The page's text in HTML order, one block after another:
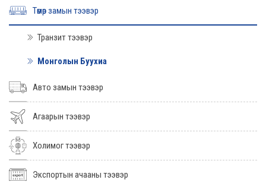
Төмөр замын тээвэр
Транзит тээвэр
Монголын Буухиа
Авто замын тээвэр
Агаарын тээвэр
Холимог тээвэр
Экспортын ачааны тээвэр